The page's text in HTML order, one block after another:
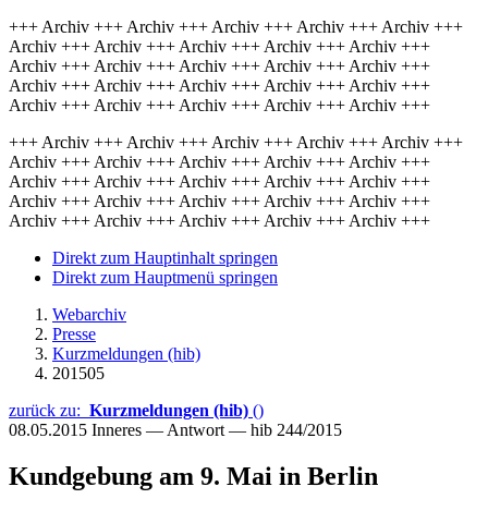
+++ Archiv +++ Archiv +++ Archiv +++ Archiv +++ Archiv +++
Archiv +++ Archiv +++ Archiv +++ Archiv +++ Archiv +++
Archiv +++ Archiv +++ Archiv +++ Archiv +++ Archiv +++
Archiv +++ Archiv +++ Archiv +++ Archiv +++ Archiv +++
Archiv +++ Archiv +++ Archiv +++ Archiv +++ Archiv +++
+++ Archiv +++ Archiv +++ Archiv +++ Archiv +++ Archiv +++
Archiv +++ Archiv +++ Archiv +++ Archiv +++ Archiv +++
Archiv +++ Archiv +++ Archiv +++ Archiv +++ Archiv +++
Archiv +++ Archiv +++ Archiv +++ Archiv +++ Archiv +++
Archiv +++ Archiv +++ Archiv +++ Archiv +++ Archiv +++
Direkt zum Hauptinhalt springen
Direkt zum Hauptmenü springen
Webarchiv
Presse
Kurzmeldungen (hib)
201505
zurück zu: Kurzmeldungen (hib) ()
08.05.2015 Inneres — Antwort — hib 244/2015
Kundgebung am 9. Mai in Berlin